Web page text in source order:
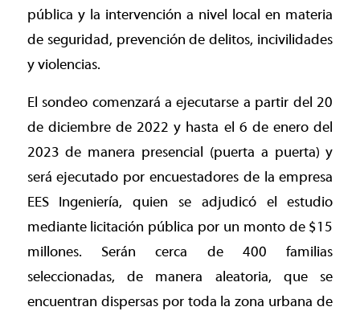
pública y la intervención a nivel local en materia
de seguridad, prevención de delitos, incivilidades
y violencias.
El sondeo comenzará a ejecutarse a partir del 20
de diciembre de 2022 y hasta el 6 de enero del
2023 de manera presencial (puerta a puerta) y
será ejecutado por encuestadores de la empresa
EES Ingeniería, quien se adjudicó el estudio
mediante licitación pública por un monto de $15
millones. Serán cerca de 400 familias
seleccionadas, de manera aleatoria, que se
encuentran dispersas por toda la zona urbana de